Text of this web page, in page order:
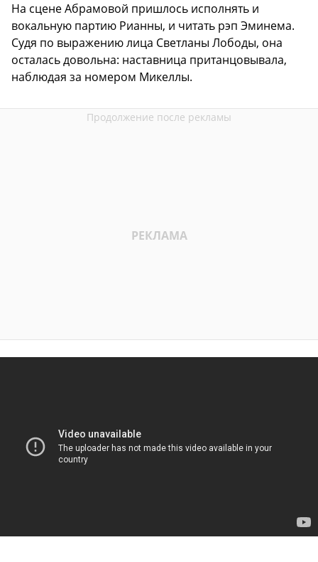
На сцене Абрамовой пришлось исполнять и
вокальную партию Рианны, и читать рэп Эминема.
Судя по выражению лица Светланы Лободы, она
осталась довольна: наставница пританцовывала,
наблюдая за номером Микеллы.